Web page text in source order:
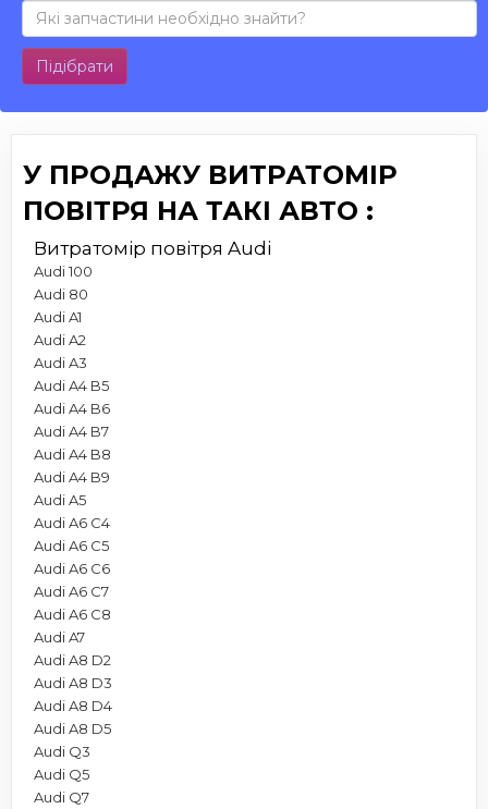
Підібрати
У ПРОДАЖУ ВИТРАТОМІР
ПОВІТРЯ НА ТАКІ АВТО :
Витратомір повітря Audi
Audi 100
Audi 80
Audi A1
Audi A2
Audi A3
Audi A4 B5
Audi A4 B6
Audi A4 B7
Audi A4 B8
Audi A4 B9
Audi A5
Audi A6 C4
Audi A6 C5
Audi A6 C6
Audi A6 C7
Audi A6 C8
Audi A7
Audi A8 D2
Audi A8 D3
Audi A8 D4
Audi A8 D5
Audi Q3
Audi Q5
Audi Q7